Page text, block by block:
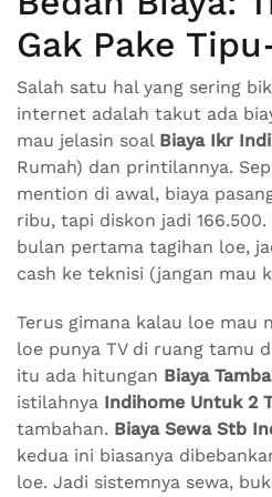
Gak Pake
Salah satu hal yang sering
internet adalah takut ada
mau jelasin soal Biaya Ikr
Rumah) dan printilannya.
mention di awal, biaya
ribu, tapi diskon jadi
bulan pertama tagihan loe,
cash ke teknisi (jangan mau
Terus gimana kalau loe mau
loe punya TV di ruang tamu
itu ada hitungan Biaya
istilahnya Indihome Untuk 2
tambahan. Biaya Sewa Stb
kedua ini biasanya
loe. Jadi sistemnya sewa,